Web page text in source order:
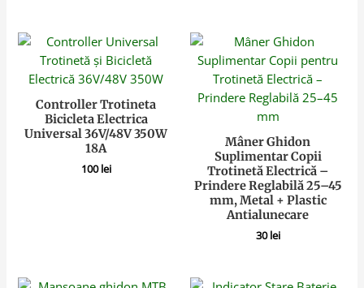
Controller Trotineta
Bicicleta Electrica
Universal 36V/48V 350W
18A
100lei
Mâner Ghidon
Suplimentar Copii
Trotinetă Electrică –
Prindere Reglabilă 25–45
mm, Metal + Plastic
Antialunecare
30lei